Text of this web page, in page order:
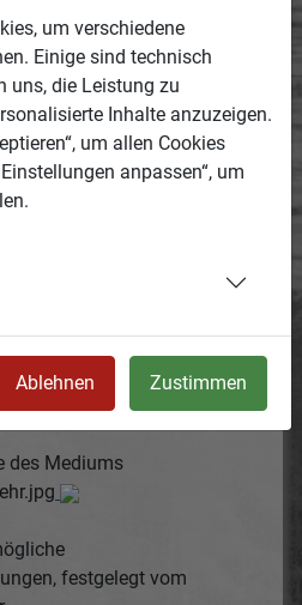
wann das Medium
des Mediums
festgelegt vom
um verschiedene
Einige sind technisch
uns, die Leistung zu
Inhalte anzuzeigen.
um allen Cookies
anpassen“, um
Ablehnen Zustimmen